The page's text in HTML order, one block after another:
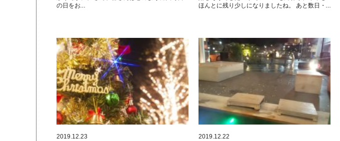
の日をお…
ほんとに残り少しになりましたね。 あと数日・…
2019.12.23 2019.12.22